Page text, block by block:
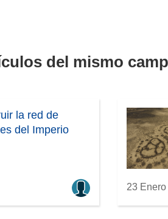
e
n
del mismo
la red de
del Imperio
23